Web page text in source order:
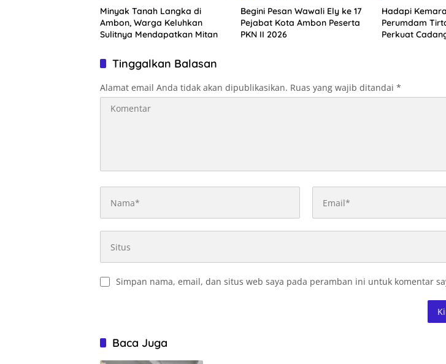
Minyak Tanah Langka di
Ambon, Warga Keluhkan
Sulitnya Mendapatkan Mitan
Begini Pesan Wawali Ely ke 17
Pejabat Kota Ambon Peserta
PKN II 2026
Hadapi
Perumdam
Perkuat
Tinggalkan Balasan
Alamat email Anda tidak akan dipublikasikan. Ruas yang wajib ditandai *
Simpan nama, email, dan situs web saya pada peramban ini untuk komentar
Baca Juga